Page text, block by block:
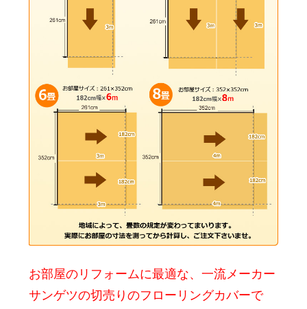
お部屋のリフォームに最適な、一流メーカー
サンゲツの切売りのフローリングカバーで